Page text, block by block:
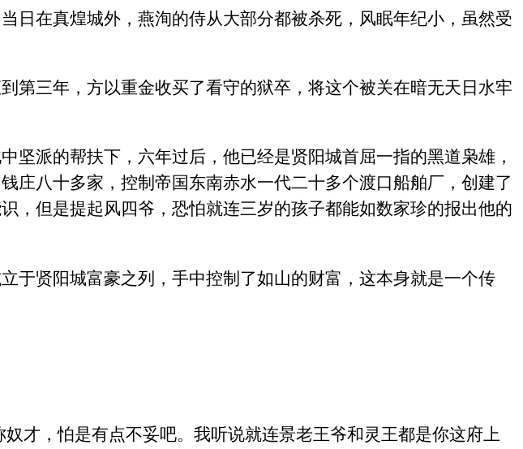
日在真煌城外，燕洵的侍从大部分都被杀死，风眠年纪小，虽然受
第三年，方以重金收买了看守的狱卒，将这个被关在暗无天日水牢
坚派的帮扶下，六年过后，他已经是贤阳城首屈一指的黑道枭雄，
庄八十多家，控制帝国东南赤水一代二十多个渡口船舶厂，创建了
，但是提起风四爷，恐怕就连三岁的孩子都能如数家珍的报出他的
于贤阳城富豪之列，手中控制了如山的财富，这本身就是一个传
才，怕是有点不妥吧。我听说就连景老王爷和灵王都是你这府上